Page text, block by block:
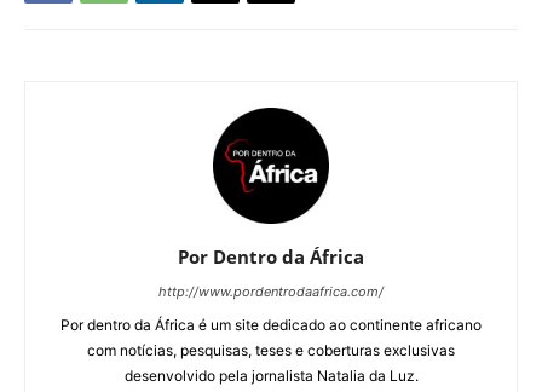
Por Dentro da África
http://www.pordentrodaafrica.com/
Por dentro da África é um site dedicado ao continente africano
com notícias, pesquisas, teses e coberturas exclusivas
desenvolvido pela jornalista Natalia da Luz.